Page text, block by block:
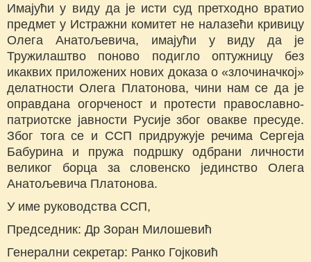
Имајући у виду да је исти суд претходно вратио
предмет у Истражни комитет не налазећи кривицу
Олега Анатољевича, имајући у виду да је
Тружилаштво поново подигло оптужницу без
икаквих приложених нових доказа о «злочиначкој»
делатности Олега Платонова, чини нам се да је
оправдана огорченост и протести православно-
патриотске јавности Русије због овакве пресуде.
Због тога се и ССП придружује речима Сергеја
Бабурина и пружа подршку одбрани личности
великог борца за словенско јединство Олега
Анатољевича Платонова.
У име руководства ССП,
Председник: Др Зоран Милошевић
Генерални секретар: Ранко Гојковић